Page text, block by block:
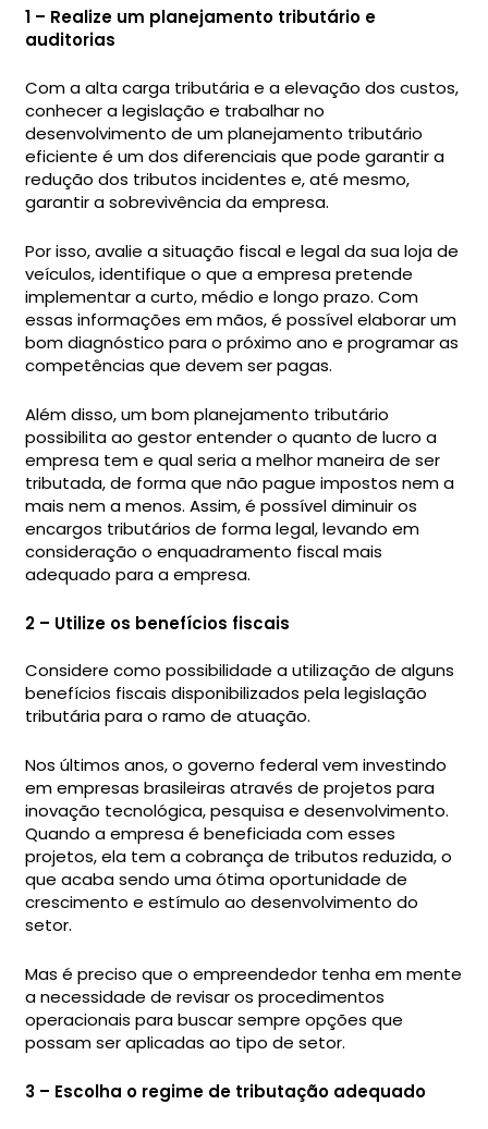
1 – Realize um planejamento tributário e
auditorias
Com a alta carga tributária e a elevação dos custos,
conhecer a legislação e trabalhar no
desenvolvimento de um planejamento tributário
eficiente é um dos diferenciais que pode garantir a
redução dos tributos incidentes e, até mesmo,
garantir a sobrevivência da empresa.
Por isso, avalie a situação fiscal e legal da sua loja de
veículos, identifique o que a empresa pretende
implementar a curto, médio e longo prazo. Com
essas informações em mãos, é possível elaborar um
bom diagnóstico para o próximo ano e programar as
competências que devem ser pagas.
Além disso, um bom planejamento tributário
possibilita ao gestor entender o quanto de lucro a
empresa tem e qual seria a melhor maneira de ser
tributada, de forma que não pague impostos nem a
mais nem a menos. Assim, é possível diminuir os
encargos tributários de forma legal, levando em
consideração o enquadramento fiscal mais
adequado para a empresa.
2 – Utilize os benefícios fiscais
Considere como possibilidade a utilização de alguns
benefícios fiscais disponibilizados pela legislação
tributária para o ramo de atuação.
Nos últimos anos, o governo federal vem investindo
em empresas brasileiras através de projetos para
inovação tecnológica, pesquisa e desenvolvimento.
Quando a empresa é beneficiada com esses
projetos, ela tem a cobrança de tributos reduzida, o
que acaba sendo uma ótima oportunidade de
crescimento e estímulo ao desenvolvimento do
setor.
Mas é preciso que o empreendedor tenha em mente
a necessidade de revisar os procedimentos
operacionais para buscar sempre opções que
possam ser aplicadas ao tipo de setor.
3 – Escolha o regime de tributação adequado